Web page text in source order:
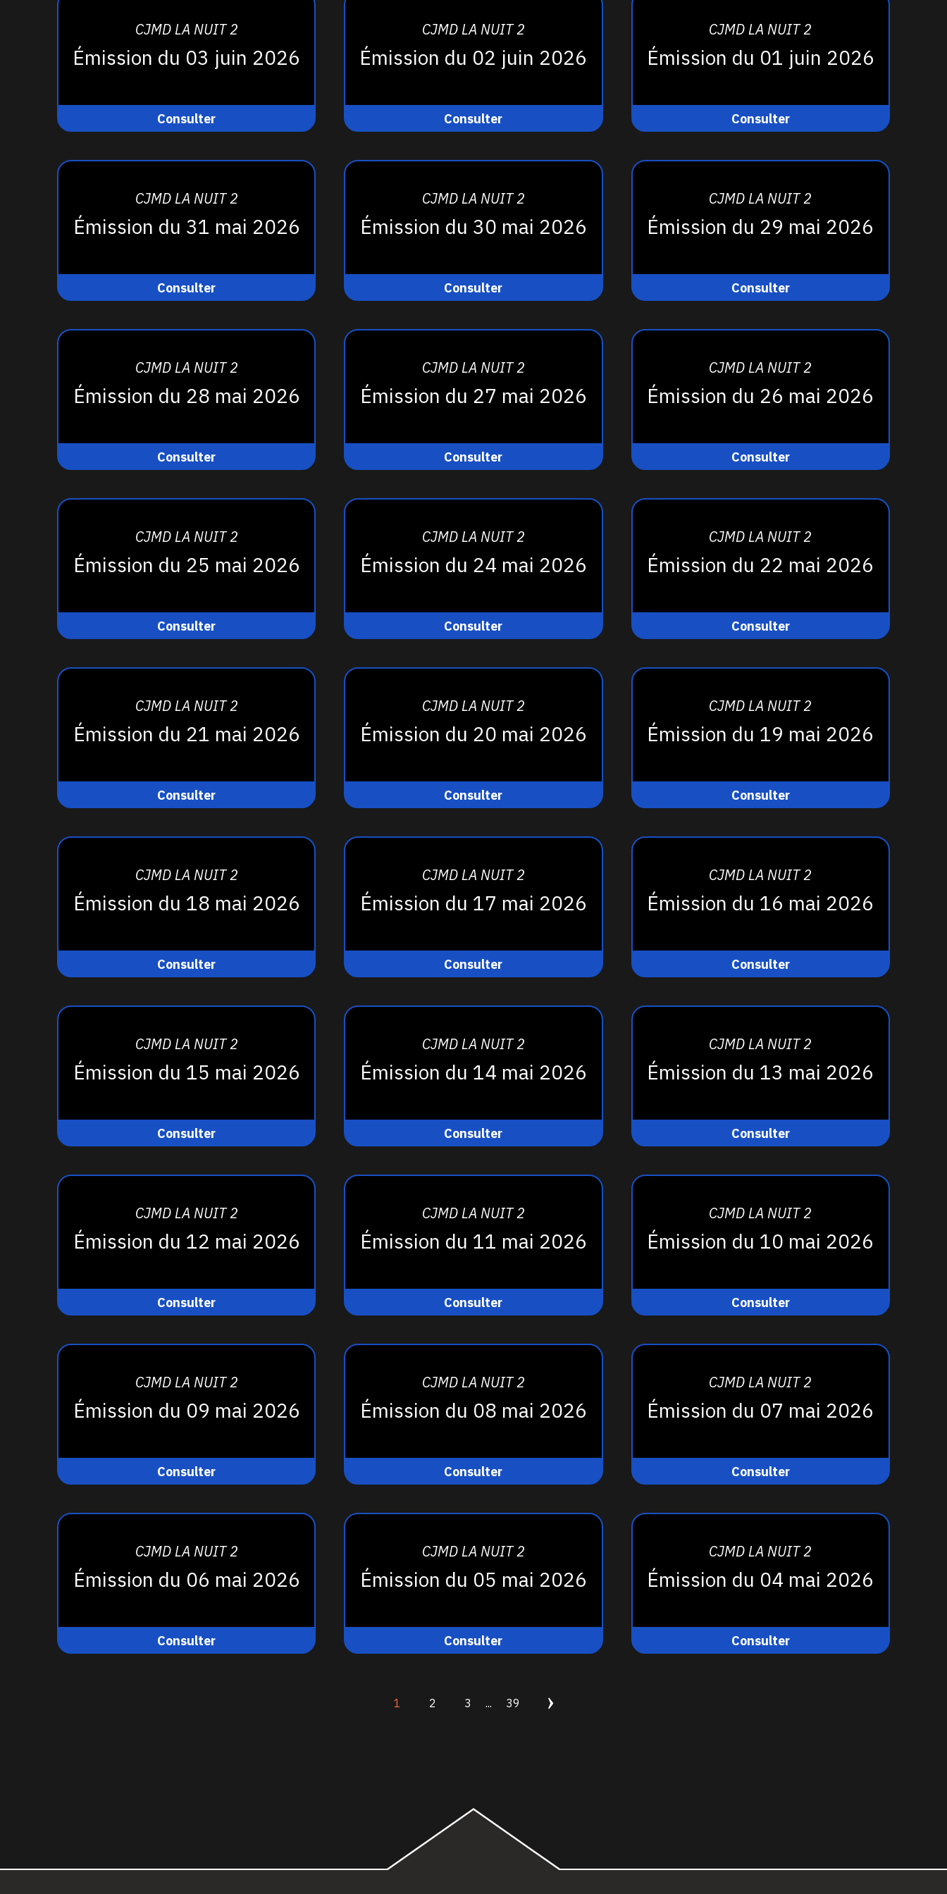
CJMD LA NUIT 2
Émission du 03 juin 2026
Consulter
CJMD LA NUIT 2
Émission du 02 juin 2026
Consulter
CJMD LA NUIT 2
Émission du 01 juin 2026
Consulter
CJMD LA NUIT 2
Émission du 31 mai 2026
Consulter
CJMD LA NUIT 2
Émission du 30 mai 2026
Consulter
CJMD LA NUIT 2
Émission du 29 mai 2026
Consulter
CJMD LA NUIT 2
Émission du 28 mai 2026
Consulter
CJMD LA NUIT 2
Émission du 27 mai 2026
Consulter
CJMD LA NUIT 2
Émission du 26 mai 2026
Consulter
CJMD LA NUIT 2
Émission du 25 mai 2026
Consulter
CJMD LA NUIT 2
Émission du 24 mai 2026
Consulter
CJMD LA NUIT 2
Émission du 22 mai 2026
Consulter
CJMD LA NUIT 2
Émission du 21 mai 2026
Consulter
CJMD LA NUIT 2
Émission du 20 mai 2026
Consulter
CJMD LA NUIT 2
Émission du 19 mai 2026
Consulter
CJMD LA NUIT 2
Émission du 18 mai 2026
Consulter
CJMD LA NUIT 2
Émission du 17 mai 2026
Consulter
CJMD LA NUIT 2
Émission du 16 mai 2026
Consulter
CJMD LA NUIT 2
Émission du 15 mai 2026
Consulter
CJMD LA NUIT 2
Émission du 14 mai 2026
Consulter
CJMD LA NUIT 2
Émission du 13 mai 2026
Consulter
CJMD LA NUIT 2
Émission du 12 mai 2026
Consulter
CJMD LA NUIT 2
Émission du 11 mai 2026
Consulter
CJMD LA NUIT 2
Émission du 10 mai 2026
Consulter
CJMD LA NUIT 2
Émission du 09 mai 2026
Consulter
CJMD LA NUIT 2
Émission du 08 mai 2026
Consulter
CJMD LA NUIT 2
Émission du 07 mai 2026
Consulter
CJMD LA NUIT 2
Émission du 06 mai 2026
Consulter
CJMD LA NUIT 2
Émission du 05 mai 2026
Consulter
CJMD LA NUIT 2
Émission du 04 mai 2026
Consulter
1 2 3 ... 39